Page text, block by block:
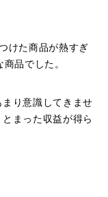
けた商品が熱すぎ
品でした。
り意識してきませ
まった収益が得ら